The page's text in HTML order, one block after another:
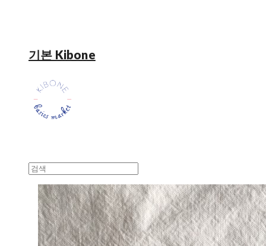
기본 Kibone